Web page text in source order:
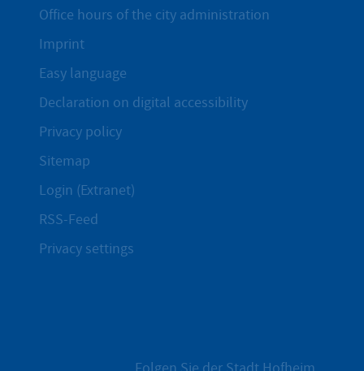
Office hours of the city administration
Imprint
Easy language
Declaration on digital accessibility
Privacy policy
Sitemap
Login (Extranet)
RSS-Feed
Privacy settings